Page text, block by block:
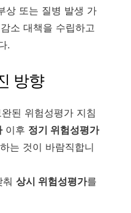
상 또는 질병 발생 가
소 대책을 수립하고
.
방향
된 위험성평가 지침
이후 정기 위험성평가
는 것이 바람직합니
상시 위험성평가를